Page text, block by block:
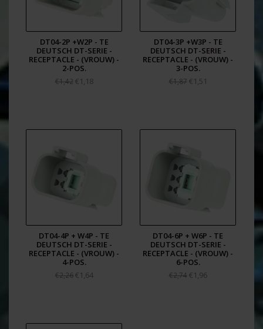
EU REACH Regulation (EC) No. 1907/2006 Current ECHA
(247)
Candidate List Declared Against: JAN 2025
(247)
Does not contain REACH SVHC
Halogen Content Low Halogen - Br, Cl, F, I < 900 ppm per
DT04-2P +W2P - TE
DEUTSCH DT-SERIE -
RECEPTACLE - (VROUW) -
2-POS.
€1,42 €1,18
DT04-3P +W3P - TE
DEUTSCH DT-SERIE -
RECEPTACLE - (VROUW) -
3-POS.
€1,87 €1,51
DT04-4P + W4P - TE
DEUTSCH DT-SERIE -
RECEPTACLE - (VROUW) -
4-POS.
€2,26€1,64
DT04-6P + W6P - TE
DEUTSCH DT-SERIE -
RECEPTACLE - (VROUW) -
6-POS.
€2,74 €1,96